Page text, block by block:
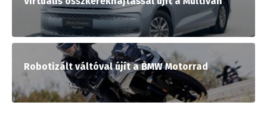
Robotizált váltóval újít a BMW Motorrad